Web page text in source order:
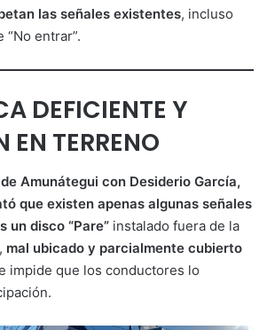
las señales existentes, incluso
entrar”.
DEFICIENTE Y
EN TERRENO
Amunátegui con Desiderio García,
que existen apenas algunas señales
un disco “Pare” instalado fuera de la
mal ubicado y parcialmente cubierto
impide que los conductores lo